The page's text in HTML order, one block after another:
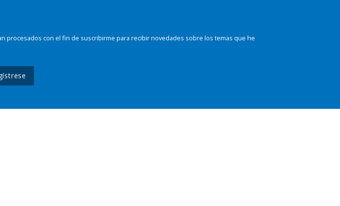
procesados con el fin de suscribirme para recibir novedades sobre los temas que he